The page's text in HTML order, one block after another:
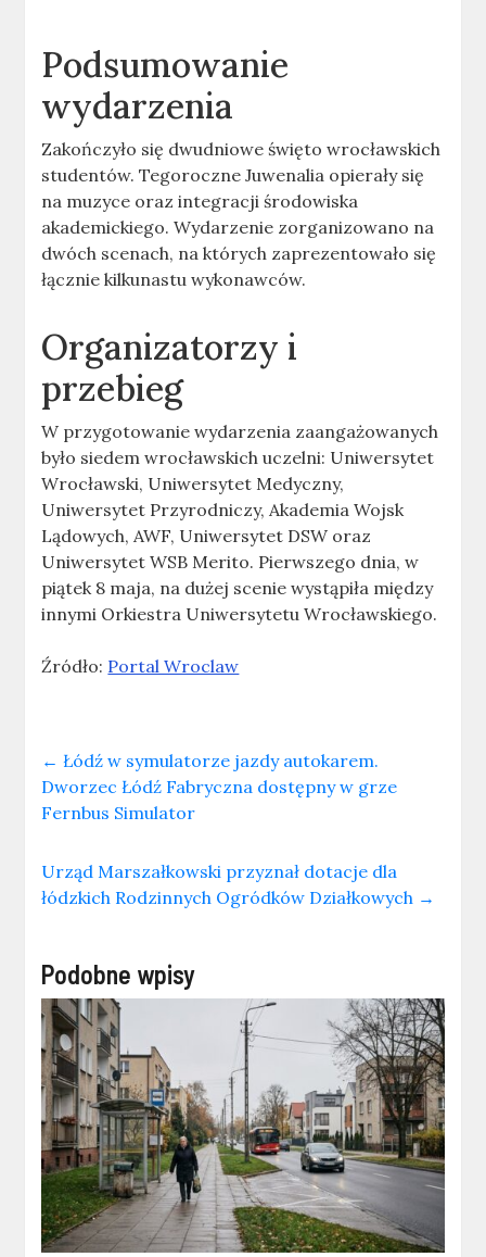
Podsumowanie
wydarzenia
Zakończyło się dwudniowe święto wrocławskich
studentów. Tegoroczne Juwenalia opierały się
na muzyce oraz integracji środowiska
akademickiego. Wydarzenie zorganizowano na
dwóch scenach, na których zaprezentowało się
łącznie kilkunastu wykonawców.
Organizatorzy i
przebieg
W przygotowanie wydarzenia zaangażowanych
było siedem wrocławskich uczelni: Uniwersytet
Wrocławski, Uniwersytet Medyczny,
Uniwersytet Przyrodniczy, Akademia Wojsk
Lądowych, AWF, Uniwersytet DSW oraz
Uniwersytet WSB Merito. Pierwszego dnia, w
piątek 8 maja, na dużej scenie wystąpiła między
innymi Orkiestra Uniwersytetu Wrocławskiego.
Źródło: Portal Wroclaw
← Łódź w symulatorze jazdy autokarem.
Dworzec Łódź Fabryczna dostępny w grze
Fernbus Simulator
Urząd Marszałkowski przyznał dotacje dla
łódzkich Rodzinnych Ogródków Działkowych →
Podobne wpisy